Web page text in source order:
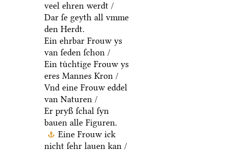
veel ehren werdt /
Dar ſe geyth all vmme
den Herdt.
Ein ehrbar Frouw ys
van ſeden ſchon /
Ein tuͤchtige Frouw ys
eres Mannes Kron /
Vnd eine Frouw eddel
van Naturen /
Er pryß ſchal ſyn
bauen alle Figuren.
Eine Frouw ick
nicht ſehr lauen kan /